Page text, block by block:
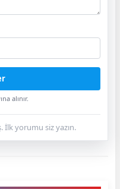
alınır.
İlk yorumu siz yazın.